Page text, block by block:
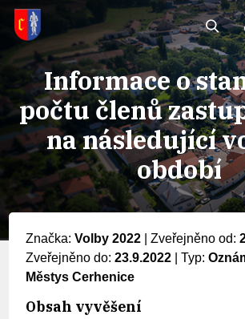
Informace o
počtu členů
na následující
období
Značka: Volby 2022 Zveřejněno od:
Zveřejněno do: 23.9.2022 Typ:
Městys Cerhenice
Obsah vyvěšení